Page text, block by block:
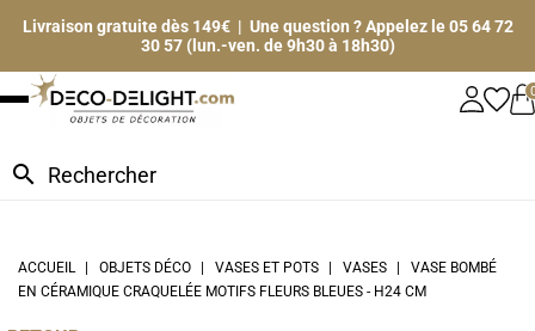
Livraison gratuite dès 149€ | Une question ? Appelez le 05 64 72
30 57 (lun.-ven. de 9h30 à 18h30)
search
ACCUEIL OBJETS DÉCO VASES ET POTS VASES
VASE BOMBÉ
EN CÉRAMIQUE CRAQUELÉE MOTIFS FLEURS BLEUES - H24 CM